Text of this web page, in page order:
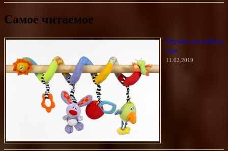
Самое читаемое
Игрушки для детей до
года
11.02.2019